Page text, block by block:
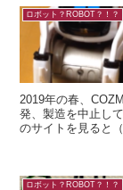
ロボット？ROBOT？！？
2019年の春、
発、製造を中止してしまったら
のサイトを見ると
ロボット？ROBOT？！？